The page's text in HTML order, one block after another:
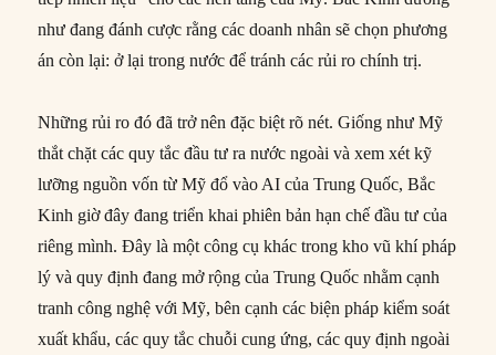
như đang đánh cược rằng các doanh nhân sẽ chọn phương
án còn lại: ở lại trong nước để tránh các rủi ro chính trị.
Những rủi ro đó đã trở nên đặc biệt rõ nét. Giống như Mỹ
thắt chặt các quy tắc đầu tư ra nước ngoài và xem xét kỹ
lưỡng nguồn vốn từ Mỹ đổ vào AI của Trung Quốc, Bắc
Kinh giờ đây đang triển khai phiên bản hạn chế đầu tư của
riêng mình. Đây là một công cụ khác trong kho vũ khí pháp
lý và quy định đang mở rộng của Trung Quốc nhằm cạnh
tranh công nghệ với Mỹ, bên cạnh các biện pháp kiểm soát
xuất khẩu, các quy tắc chuỗi cung ứng, các quy định ngoài